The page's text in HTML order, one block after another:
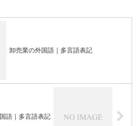
卸売業の外国語｜多言語表記
語｜多言語表記